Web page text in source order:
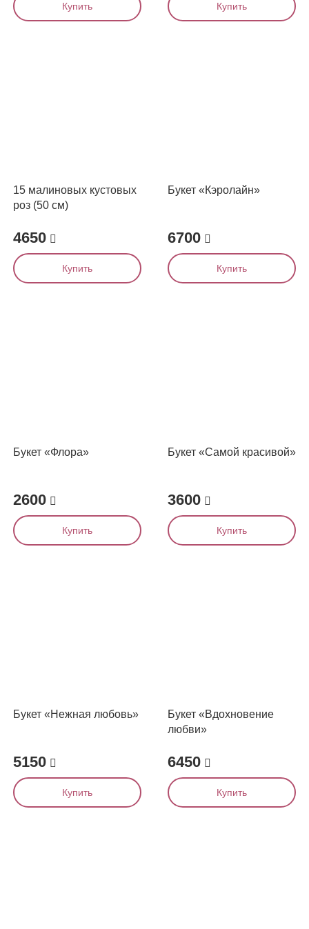
Купить Купить
15 малиновых кустовых
роз (50 см)
4650
Купить
Букет «Кэролайн»
6700
Купить
Букет «Флора»
2600
Купить
Букет «Самой красивой»
3600
Купить
Букет «Нежная любовь»
5150
Купить
Букет «Вдохновение
любви»
6450
Купить